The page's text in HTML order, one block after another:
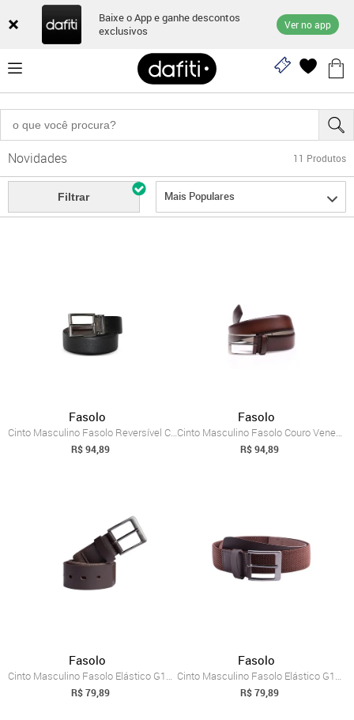
Baixe o App e ganhe descontos
exclusivos
Ver no app
Novidades 11 Produtos
Filtrar Mais Populares
Fasolo
Cinto Masculino Fasolo Reversível Couro ...
R$ 94,89
Fasolo
Cinto Masculino Fasolo Couro Veneza G222148 Marrom
R$ 94,89
Fasolo
Cinto Masculino Fasolo Elástico G188221 Marrom
R$ 79,89
Fasolo
Cinto Masculino Fasolo Elástico G188221 Marrom
R$ 79,89